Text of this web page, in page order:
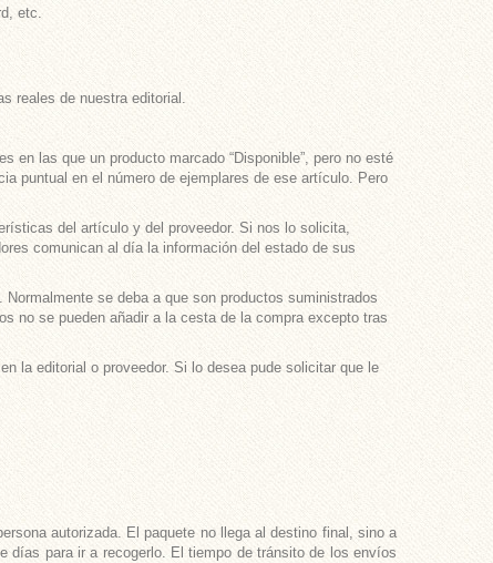
etc.
reales de nuestra editorial.
en las que un producto marcado “Disponible”, pero no esté
puntual en el número de ejemplares de ese artículo. Pero
del artículo y del proveedor. Si nos lo solicita,
comunican al día la información del estado de sus
se deba a que son productos suministrados
no se pueden añadir a la cesta de la compra excepto tras
la editorial o proveedor. Si lo desea pude solicitar que le
autorizada. El paquete no llega al destino final, sino a
días para ir a recogerlo. El tiempo de tránsito de los envíos